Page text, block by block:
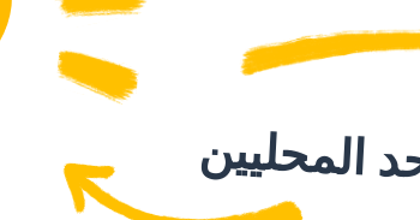
المحليين